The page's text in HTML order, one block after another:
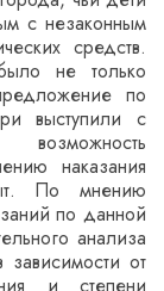
с незаконным
средств.
не только
по
выступили с
наказания
По мнению
по данной
анализа
от
и степени